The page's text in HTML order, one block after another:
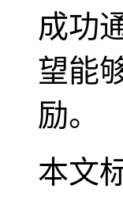
成功
望能
励。
本文